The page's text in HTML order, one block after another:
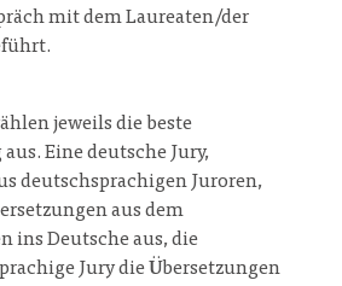
mit dem Laureaten/der
jeweils die beste
Eine deutsche Jury,
deutschsprachigen Juroren,
aus dem
ins Deutsche aus, die
Jury die Übersetzungen